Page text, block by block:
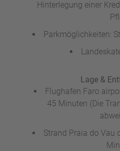
Hinterlegung einer
Parkmöglichkeiten:
Lage &
Flughafen Faro
45 Minuten (Die
Strand Praia do Vau